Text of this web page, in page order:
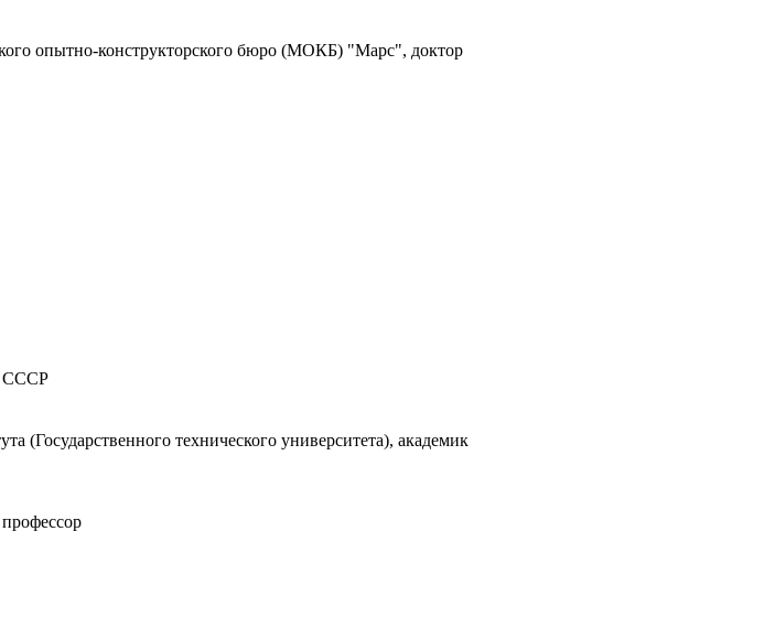
опытно-конструкторского бюро (МОКБ) "Марс", доктор
СССР
(Государственного технического университета), академик